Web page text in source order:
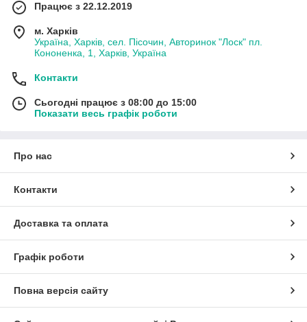
Працює з 22.12.2019
м. Харків
Україна, Харків, сел. Пісочин, Авторинок "Лоск" пл.
Кононенка, 1, Харків, Україна
Контакти
Сьогодні працює з 08:00 до 15:00
Показати весь графік роботи
Про нас
Контакти
Доставка та оплата
Графік роботи
Повна версія сайту